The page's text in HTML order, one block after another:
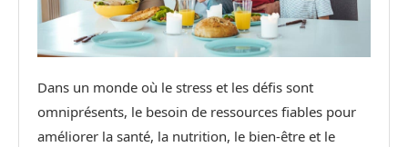
Dans un monde où le stress et les défis sont
omniprésents, le besoin de ressources fiables pour
améliorer la santé, la nutrition, le bien-être et le